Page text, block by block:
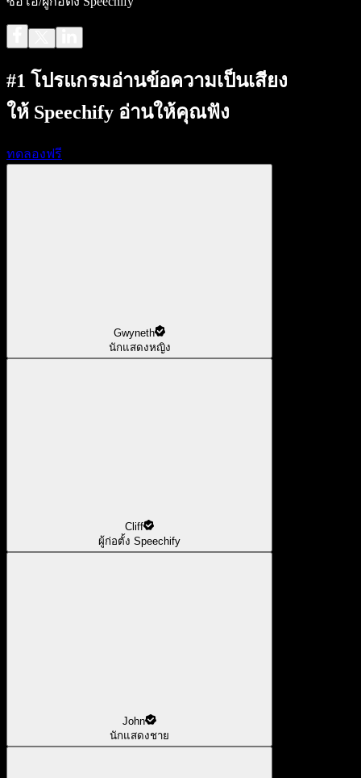
#1 โปรแกรมอ่านข้อความเป็นเสียง
ให้ Speechify อ่านให้คุณฟัง
ทดลองฟรี
Gwyneth
นักแสดงหญิง
Cliff
ผู้ก่อตั้ง Speechify
John
นักแสดงชาย